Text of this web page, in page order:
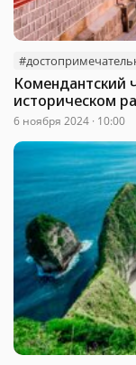
Комендантский
историческом
6 ноября 2024 · 10:00